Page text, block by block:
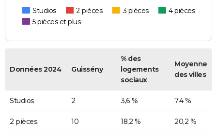
Studios 2 pièces 3 pièces
4 pièces
5 pièces et plus
Données 2024 Guissény
% des
logements
sociaux
Moyenne
des villes
Studios 2 3,6 % 7,4 %
2 pièces 10 18,2 % 20,2 %